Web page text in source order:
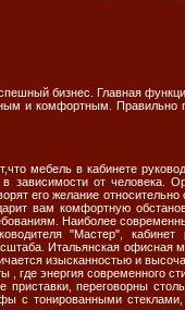
бизнес. Главная
и комфортным. Правильно
мебель в кабинете
зависимости от человека.
его желание относительно
вам комфортную
Наиболее
"Мастер", кабинет
Итальянская офисная
изысканностью и
где энергия современного
переговорны
с тонированными